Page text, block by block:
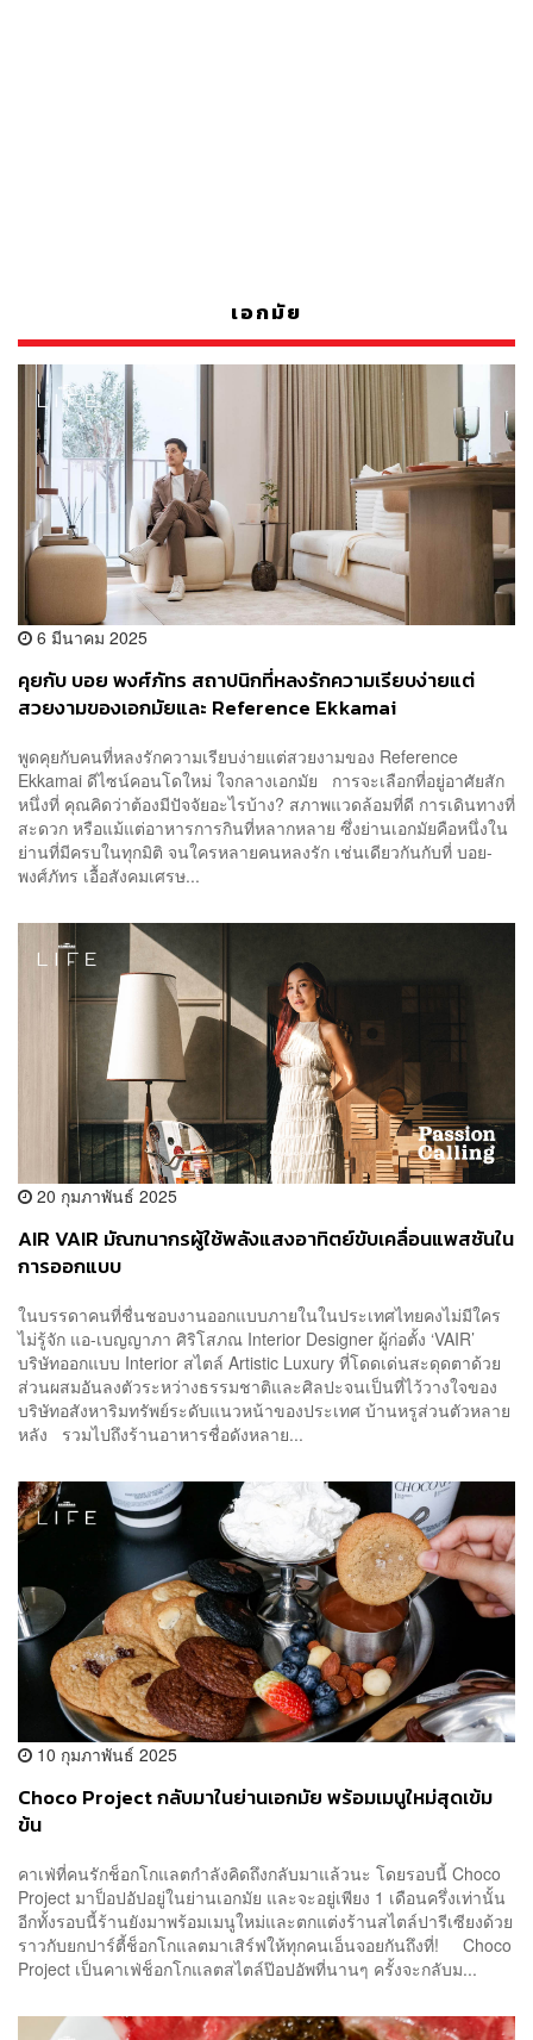
เอกมัย
6 มีนาคม 2025
คุยกับ บอย พงศ์ภัทร สถาปนิกที่หลงรักความเรียบง่ายแต่
สวยงามของเอกมัยและ Reference Ekkamai
พูดคุยกับคนที่หลงรักความเรียบง่ายแต่สวยงามของ Reference
Ekkamai ดีไซน์คอนโดใหม่ ใจกลางเอกมัย การจะเลือกที่อยู่อาศัยสัก
หนึ่งที่ คุณคิดว่าต้องมีปัจจัยอะไรบ้าง? สภาพแวดล้อมที่ดี การเดินทางที่
สะดวก หรือแม้แต่อาหารการกินที่หลากหลาย ซึ่งย่านเอกมัยคือหนึ่งใน
ย่านที่มีครบในทุกมิติ จนใครหลายคนหลงรัก เช่นเดียวกันกับที่ บอย-
พงศ์ภัทร เอื้อสังคมเศรษ...
20 กุมภาพันธ์ 2025
AIR VAIR มัณฑนากรผู้ใช้พลังแสงอาทิตย์ขับเคลื่อนแพสชันใน
การออกแบบ
ในบรรดาคนที่ชื่นชอบงานออกแบบภายในในประเทศไทยคงไม่มีใคร
ไม่รู้จัก แอ-เบญญาภา ศิริโสภณ Interior Designer ผู้ก่อตั้ง ‘VAIR’
บริษัทออกแบบ Interior สไตล์ Artistic Luxury ที่โดดเด่นสะดุดตาด้วย
ส่วนผสมอันลงตัวระหว่างธรรมชาติและศิลปะจนเป็นที่ไว้วางใจของ
บริษัทอสังหาริมทรัพย์ระดับแนวหน้าของประเทศ บ้านหรูส่วนตัวหลาย
หลัง รวมไปถึงร้านอาหารชื่อดังหลาย...
10 กุมภาพันธ์ 2025
Choco Project กลับมาในย่านเอกมัย พร้อมเมนูใหม่สุดเข้ม
ข้น
คาเฟ่ที่คนรักช็อกโกแลตกำลังคิดถึงกลับมาแล้วนะ โดยรอบนี้ Choco
Project มาป็อปอัปอยู่ในย่านเอกมัย และจะอยู่เพียง 1 เดือนครึ่งเท่านั้น
อีกทั้งรอบนี้ร้านยังมาพร้อมเมนูใหม่และตกแต่งร้านสไตล์ปารีเซียงด้วย
ราวกับยกปาร์ตี้ช็อกโกแลตมาเสิร์ฟให้ทุกคนเอ็นจอยกันถึงที่! Choco
Project เป็นคาเฟ่ช็อกโกแลตสไตล์ป๊อปอัพที่นานๆ ครั้งจะกลับม...